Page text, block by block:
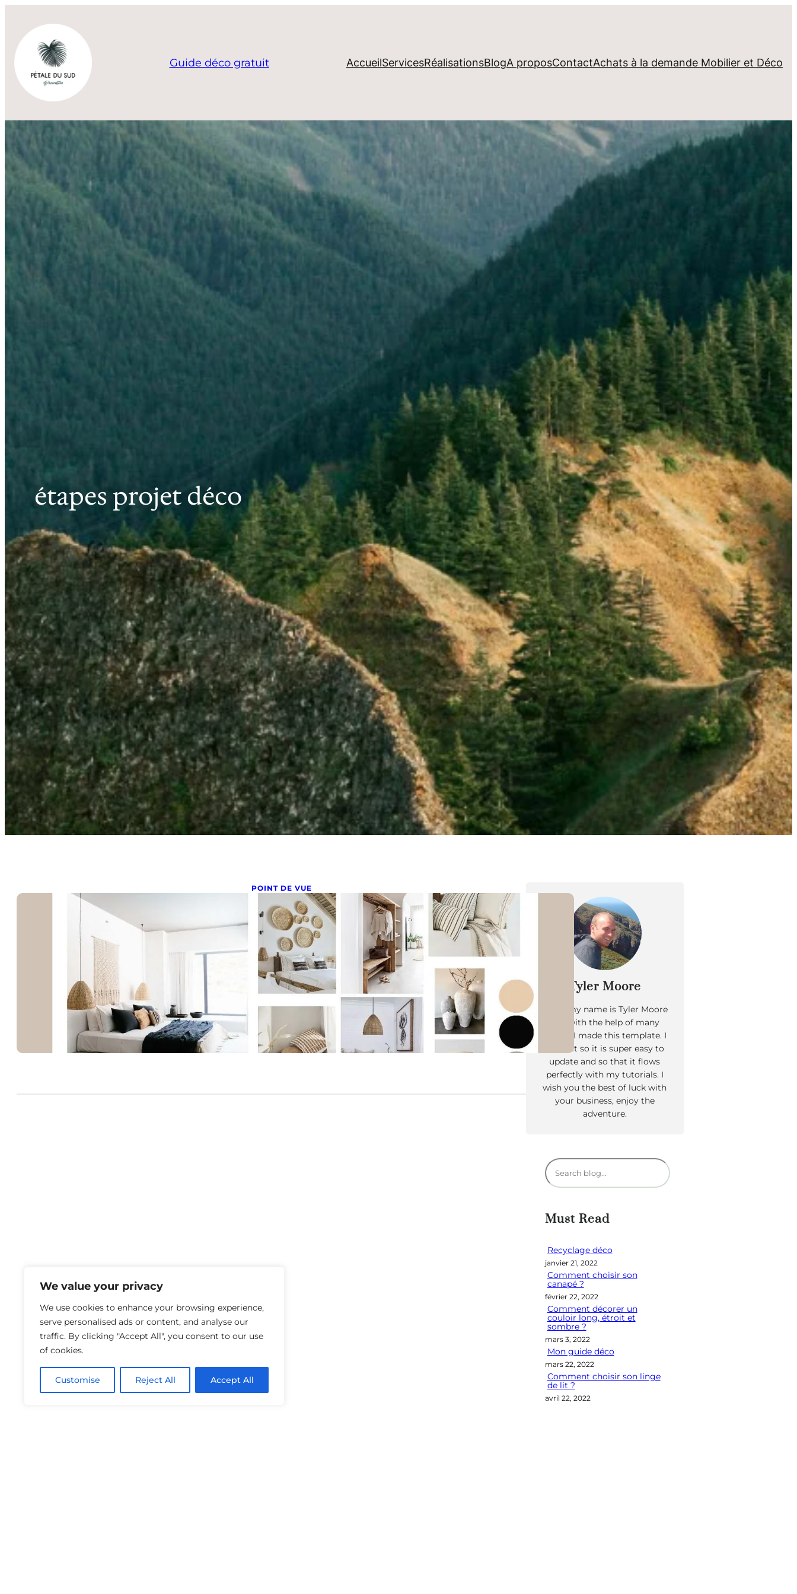
We value your privacy
We use cookies to enhance your browsing experience,
serve personalised ads or content, and analyse our
traffic. By clicking "Accept All", you consent to our use
of cookies.
Customise Reject All Accept All
contenu
Guide déco gratuit
AccueilServicesRéalisationsBlogA proposContactAchats à la demande Mobilier et Déco
étapes projet déco
POINT DE VUE
A quoi sert une planche
d’ambiance ?
février 23, 2023
Pourquoi une planche d’ambiance est indispensable
pour votre orojet de décoration ? Dans tout projet de
décoration, la…
Tyler Moore
Hello, my name is Tyler Moore
and with the help of many
people I made this template. I
made it so it is super easy to
update and so that it flows
perfectly with my tutorials. I
wish you the best of luck with
your business, enjoy the
adventure.
R
e
h
r
c
h
e
r
Must Read
Recyclage déco
janvier 21, 2022
Comment choisir son
canapé ?
février 22, 2022
Comment décorer un
couloir long, étroit et
sombre ?
mars 3, 2022
Mon guide déco
mars 22, 2022
Comment choisir son linge
de lit ?
avril 22, 2022